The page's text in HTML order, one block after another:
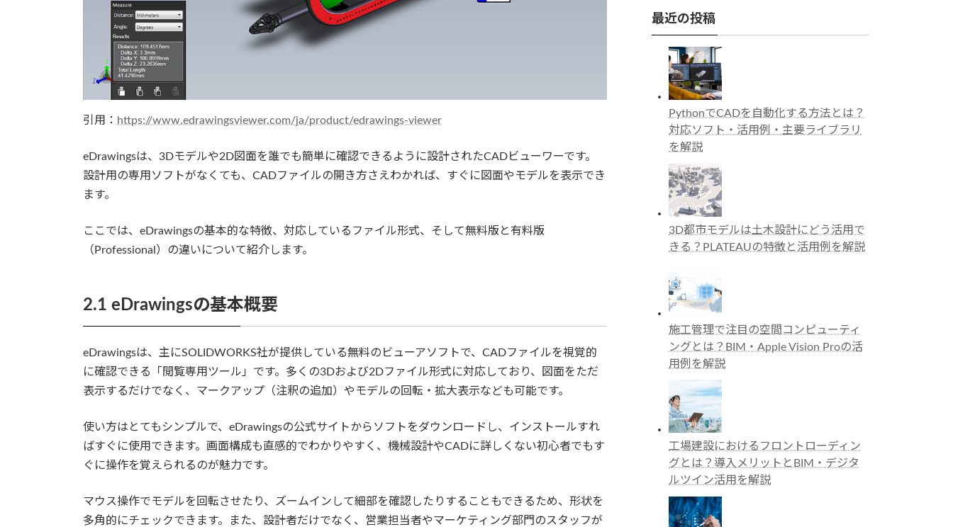
引用： https://www.edrawingsviewer.com/ja/product/edrawings-viewer
eDrawingsは、3Dモデルや2D図面を誰でも簡単に確認できるように設計されたCADビューワーです。
設計用の専用ソフトがなくても、CADファイルの開き方さえわかれば、すぐに図面やモデルを表示でき
ます。
ここでは、eDrawingsの基本的な特徴、対応しているファイル形式、そして無料版と有料版
（Professional）の違いについて紹介します。
2.1 eDrawingsの基本概要
eDrawingsは、主にSOLIDWORKS社が提供している無料のビューアソフトで、CADファイルを視覚的
に確認できる「閲覧専用ツール」です。多くの3Dおよび2Dファイル形式に対応しており、図面をただ
表示するだけでなく、マークアップ（注釈の追加）やモデルの回転・拡大表示なども可能です。
使い方はとてもシンプルで、eDrawingsの公式サイトからソフトをダウンロードし、インストールすれ
ばすぐに使用できます。画面構成も直感的でわかりやすく、機械設計やCADに詳しくない初心者でもす
ぐに操作を覚えられるのが魅力です。
マウス操作でモデルを回転させたり、ズームインして細部を確認したりすることもできるため、形状を
多角的にチェックできます。また、設計者だけでなく、営業担当者やマーケティング部門のスタッフが
最近の投稿
PythonでCADを自動化する方法とは？
対応ソフト・活用例・主要ライブラリ
を解説
3D都市モデルは土木設計にどう活用で
きる？PLATEAUの特徴と活用例を解説
施工管理で注目の空間コンピューティ
ングとは？BIM・Apple Vision Proの活
用例を解説
工場建設におけるフロントローディン
グとは？導入メリットとBIM・デジタ
ルツイン活用を解説